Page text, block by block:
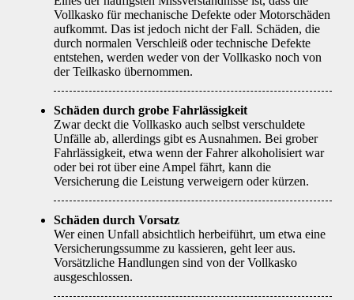
Vollkasko für mechanische Defekte oder Motorschäden
aufkommt. Das ist jedoch nicht der Fall. Schäden, die
durch normalen Verschleiß oder technische Defekte
entstehen, werden weder von der Vollkasko noch von
der Teilkasko übernommen.
Schäden durch grobe Fahrlässigkeit
Zwar deckt die Vollkasko auch selbst verschuldete
Unfälle ab, allerdings gibt es Ausnahmen. Bei grober
Fahrlässigkeit, etwa wenn der Fahrer alkoholisiert war
oder bei rot über eine Ampel fährt, kann die
Versicherung die Leistung verweigern oder kürzen.
Schäden durch Vorsatz
Wer einen Unfall absichtlich herbeiführt, um etwa eine
Versicherungssumme zu kassieren, geht leer aus.
Vorsätzliche Handlungen sind von der Vollkasko
ausgeschlossen.